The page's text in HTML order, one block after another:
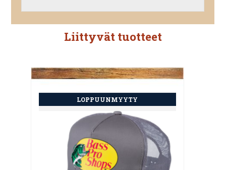
Liittyvät tuotteet